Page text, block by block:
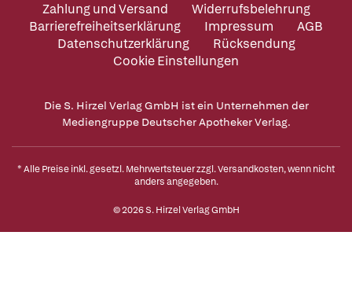
Zahlung und Versand
Widerrufsbelehrung
Barrierefreiheitserklärung
Impressum
AGB
Datenschutzerklärung
Rücksendung
Cookie Einstellungen
Die S. Hirzel Verlag GmbH ist ein Unternehmen der
Mediengruppe Deutscher Apotheker Verlag.
* Alle Preise inkl. gesetzl. Mehrwertsteuer zzgl.Versandkosten, wenn nicht
anders angegeben.
© 2026 S. Hirzel Verlag GmbH